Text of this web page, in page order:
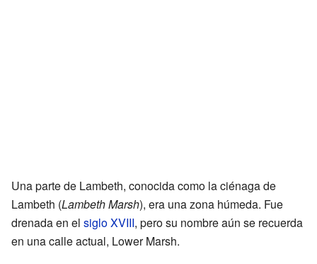
Una parte de Lambeth, conocida como la ciénaga de
Lambeth (Lambeth Marsh), era una zona húmeda. Fue
drenada en el siglo XVIII, pero su nombre aún se recuerda
en una calle actual, Lower Marsh.